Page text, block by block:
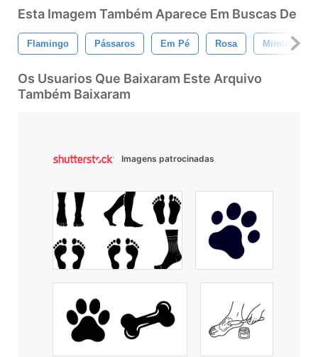
Esta Imagem Também Aparece Em Buscas De
Flamingo Pássaros Em Pé Rosa Mimimal
Os Usuarios Que Baixaram Este Arquivo
Também Baixaram
Imagens patrocinadas